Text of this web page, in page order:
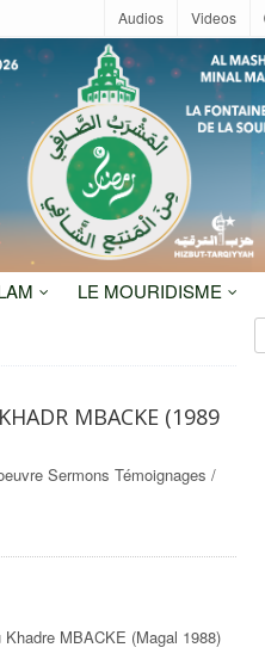
Audios Videos
LE MOURIDISME
MBACKE (1989
Sermons Témoignages /
MBACKE (Magal 1988)